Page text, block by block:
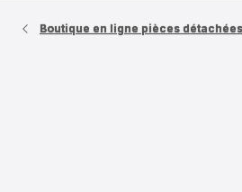
Boutique en ligne pièces